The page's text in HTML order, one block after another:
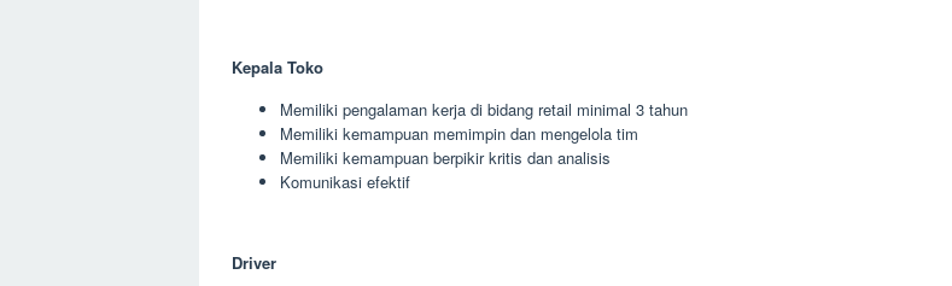
Kepala Toko
Memiliki pengalaman kerja di bidang retail minimal 3 tahun
Memiliki kemampuan memimpin dan mengelola tim
Memiliki kemampuan berpikir kritis dan analisis
Komunikasi efektif
Driver